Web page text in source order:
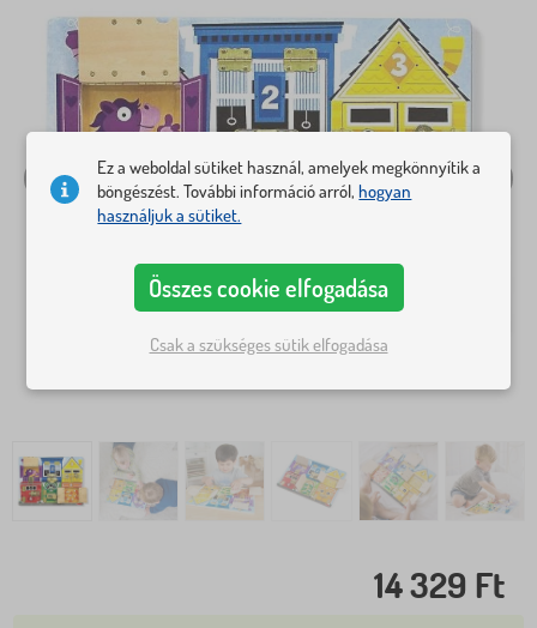
14 329 Ft
Ez a weboldal sütiket használ, amelyek megkönnyítik a
böngészést. További információ arról,hogyan
használjuk a sütiket.
Összes cookie elfogadása
Csak a szükséges sütik elfogadása